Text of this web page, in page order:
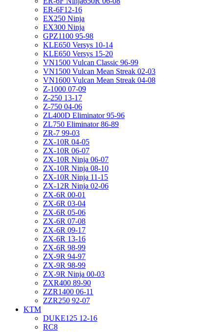
ER-6F12-16
EX250 Ninja
EX300 Ninja
GPZ1100 95-98
KLE650 Versys 10-14
KLE650 Versys 15-20
VN1500 Vulcan Classic 96-99
VN1500 Vulcan Mean Streak 02-03
VN1600 Vulcan Mean Streak 04-08
Z-1000 07-09
Z-250 13-17
Z-750 04-06
ZL400D Eliminator 95-96
ZL750 Eliminator 86-89
ZR-7 99-03
ZX-10R 04-05
ZX-10R 06-07
ZX-10R Ninja 06-07
ZX-10R Ninja 08-10
ZX-10R Ninja 11-15
ZX-12R Ninja 02-06
ZX-6R 00-01
ZX-6R 03-04
ZX-6R 05-06
ZX-6R 07-08
ZX-6R 09-17
ZX-6R 13-16
ZX-6R 98-99
ZX-9R 94-97
ZX-9R 98-99
ZX-9R Ninja 00-03
ZXR400 89-90
ZZR1400 06-11
ZZR250 92-07
KTM
DUKE125 12-16
RC8